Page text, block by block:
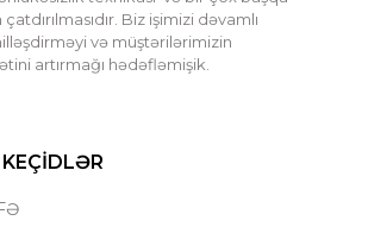
Biz işimizi dəvamlı
və müştərilərimizin
artırmağı hədəfləmişik.